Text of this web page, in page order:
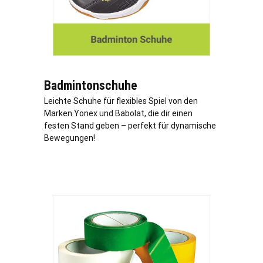
Badmintonschuhe
Leichte Schuhe für flexibles Spiel von den
Marken Yonex und Babolat, die dir einen
festen Stand geben – perfekt für dynamische
Bewegungen!